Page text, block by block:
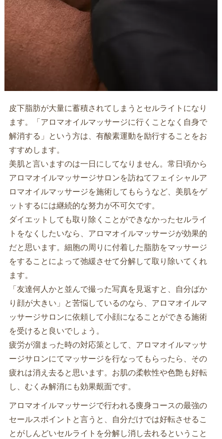
皮下脂肪が大量に蓄積されてしまうとセルライトになり
ます。「アロマオイルマッサージに行くことなく自身で
解消する」という方は、有酸素運動を励行することをお
すすめします。
美肌と言いますのは一日にしてなりません。常日頃から
アロマオイルマッサージサロンを訪ねてフェイシャルア
ロマオイルマッサージを施術してもらうなど、美肌をゲ
ットするには継続的な努力が不可欠です。
ダイエットしても取り除くことができなかったセルライ
トをなくしたいなら、アロマオイルマッサージが効果的
だと思います。細胞の周りに付着した脂肪をマッサージ
をすることによって弛緩させて分解して取り除いてくれ
ます。
「友達何人かと並んで撮った写真を見返すと、自分ばか
り顔が大きい」と苦悩しているのなら、アロマオイルマ
ッサージサロンに依頼して小顔になることができる施術
を受けると良いでしょう。
疲労が溜まった時の対応策として、アロマオイルマッサ
ージサロンにてマッサージを行なってもらったら、その
疲れは消え去ると思います。お肌の柔軟性や色艶も好転
し、むくみ解消にも効果覿面です。
アロマオイルマッサージで行われる痩身コースの最強の
セールスポイントと言うと、自分だけでは好転させるこ
とがしんどいセルライトを分解し消し去れるということ